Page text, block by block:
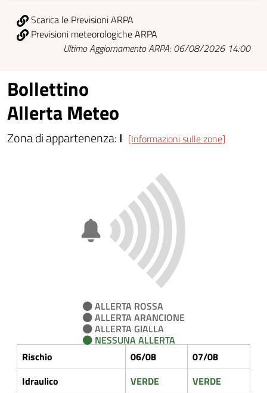
Scarica le Previsioni ARPA
Previsioni meteorologiche ARPA
Ultimo Aggiornamento ARPA: 06/08/2026 14:00
Bollettino
Allerta Meteo
Zona di appartenenza:I [Informazioni sulle zone]
ALLERTA ROSSA
ALLERTA ARANCIONE
ALLERTA GIALLA
NESSUNA ALLERTA
Rischio
06/08
07/08
Idraulico
VERDE
VERDE